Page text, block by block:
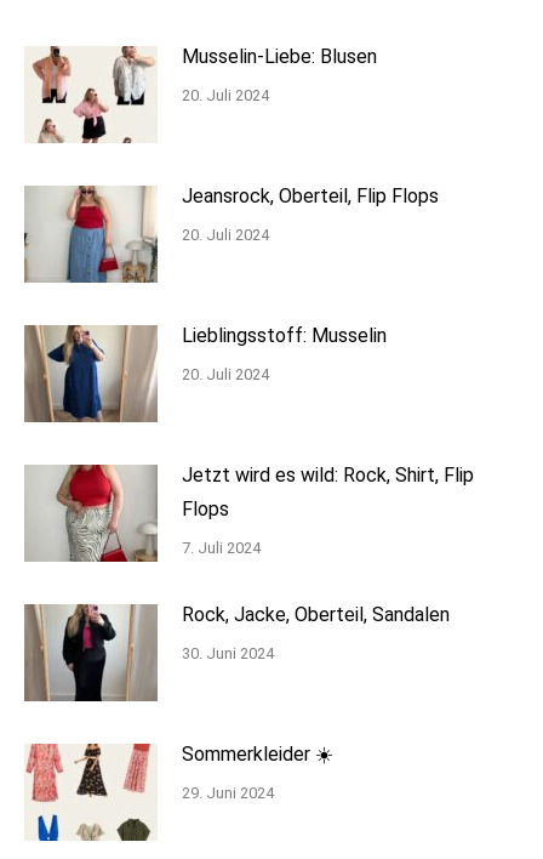
Musselin-Liebe: Blusen
20. Juli 2024
Jeansrock, Oberteil, Flip Flops
20. Juli 2024
Lieblingsstoff: Musselin
20. Juli 2024
Jetzt wird es wild: Rock, Shirt, Flip
Flops
7. Juli 2024
Rock, Jacke, Oberteil, Sandalen
30. Juni 2024
Sommerkleider ☀️
29. Juni 2024